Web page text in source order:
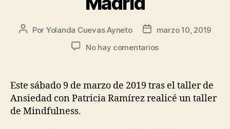
Por Yolanda Cuevas Ayneto
marzo 10, 2019
No hay comentarios
Este sábado 9 de marzo de 2019 tras el taller de
Ansiedad con Patricia Ramírez realicé un taller
de Mindfulness.